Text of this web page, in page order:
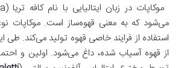
می‌شود که به معنی قهوه‌ساز است. موکاپات
استفاده از فرایند خاصی قهوه تولید می‌کند. طی
از قهوه آسیاب شده، داغ می‌شود. اولین و